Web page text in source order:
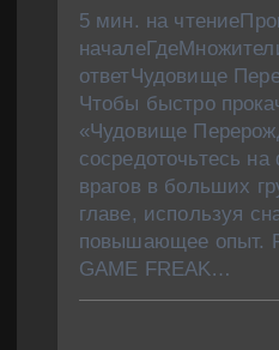
5 мин. на
ответЧудовище
Чтобы быстро
«Чудовище
сосредоточьтесь
врагов в больших
главе, используя
повышающее опыт.
GAME FREAK…